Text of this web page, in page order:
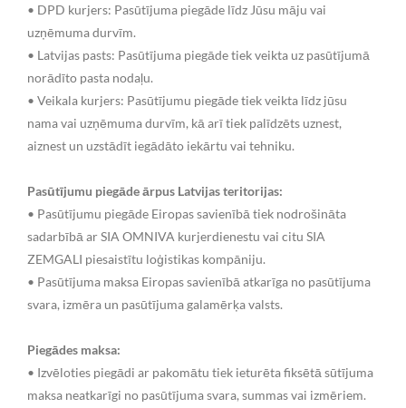
• DPD kurjers: Pasūtījuma piegāde līdz Jūsu māju vai
uzņēmuma durvīm.
• Latvijas pasts: Pasūtījuma piegāde tiek veikta uz pasūtījumā
norādīto pasta nodaļu.
• Veikala kurjers: Pasūtījumu piegāde tiek veikta līdz jūsu
nama vai uzņēmuma durvīm, kā arī tiek palīdzēts uznest,
aiznest un uzstādīt iegādāto iekārtu vai tehniku.
Pasūtījumu piegāde ārpus Latvijas teritorijas:
• Pasūtījumu piegāde Eiropas savienībā tiek nodrošināta
sadarbībā ar SIA OMNIVA kurjerdienestu vai citu SIA
ZEMGALI piesaistītu loģistikas kompāniju.
• Pasūtījuma maksa Eiropas savienībā atkarīga no pasūtījuma
svara, izmēra un pasūtījuma galamērķa valsts.
Piegādes maksa:
• Izvēloties piegādi ar pakomātu tiek ieturēta fiksētā sūtījuma
maksa neatkarīgi no pasūtījuma svara, summas vai izmēriem.